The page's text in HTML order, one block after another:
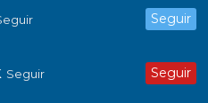
Seguir
Seguir Seguir